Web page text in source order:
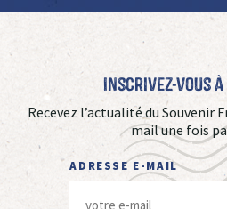
Inscrivez-vous
Recevez l’actualité du Souvenir
mail une fois
ADRESSE E-MAIL